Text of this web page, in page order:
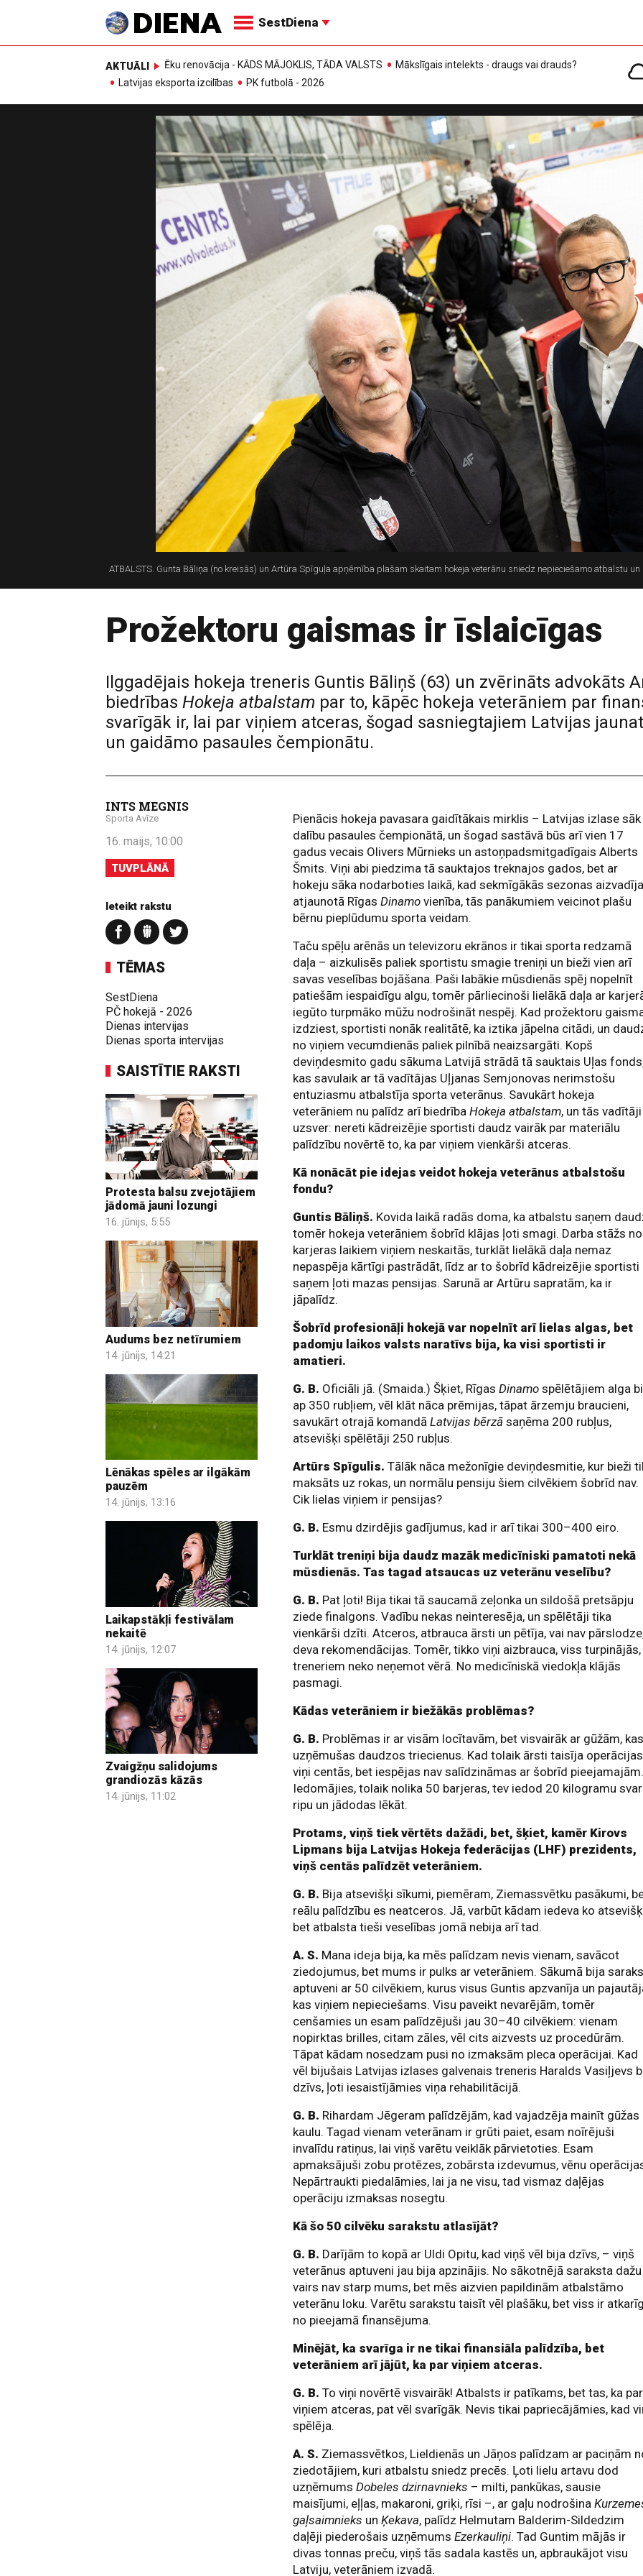
SestDiena
AKTUĀLI Ēku renovācija - KĀDS MĀJOKLIS, TĀDA VALSTS
Mākslīgais intelekts - draugs vai drauds?
Latvijas eksporta izcilības
PK futbolā - 2026
ATBALSTS. Gunta Bāliņa (no kreisās) un Artūra Spīguļa apņēmība plašam skaitam hokeja veterānu sniedz nepieciešamo atbalstu
Prožektoru gaismas ir īslaicīgas
Ilggadējais hokeja treneris Guntis Bāliņš (63) un zvērināts advokāts
biedrības Hokeja atbalstam par to, kāpēc hokeja veterāniem par
svarīgāk ir, lai par viņiem atceras, šogad sasniegtajiem Latvijas
un gaidāmo pasaules čempionātu.
INTS MEGNIS
Sporta Avīze
16. maijs, 10:00
TUVPLĀNĀ
Ieteikt rakstu
TĒMAS
SestDiena
PČ hokejā - 2026
Dienas intervijas
Dienas sporta intervijas
SAISTĪTIE RAKSTI
Protesta balsu zvejotājiem
jādomā jauni lozungi
16. jūnijs, 5:55
Audums bez netīrumiem
14. jūnijs, 14:21
Lēnākas spēles ar ilgākām
pauzēm
14. jūnijs, 13:16
Laikapstākļi festivālam
nekaitē
14. jūnijs, 12:07
Zvaigžņu salidojums
grandiozās kāzās
14. jūnijs, 11:02
Pienācis hokeja pavasara gaidītākais mirklis – Latvijas izlase sāk
dalību pasaules čempionātā, un šogad sastāvā būs arī vien 17
gadus vecais Olivers Mūrnieks un astoņpadsmitgadīgais Alberts
Šmits. Viņi abi piedzima tā sauktajos treknajos gados, bet ar
hokeju sāka nodarboties laikā, kad sekmīgākās sezonas aizvadīja
atjaunotā RīgasDinamovienība, tās panākumiem veicinot plašu
bērnu pieplūdumu sporta veidam.
Taču spēļu arēnās un televizoru ekrānos ir tikai sporta redzamā
daļa – aizkulisēs paliek sportistu smagie treniņi un bieži vien arī
savas veselības bojāšana. Paši labākie mūsdienās spēj nopelnīt
patiešām iespaidīgu algu, tomēr pārliecinoši lielākā daļa ar
iegūto turpmāko mūžu nodrošināt nespēj. Kad prožektoru
izdziest, sportisti nonāk realitātē, ka iztika jāpelna citādi, un
no viņiem vecumdienās paliek pilnībā neaizsargāti. Kopš
deviņdesmito gadu sākuma Latvijā strādā tā sauktais Uļas
kas savulaik ar tā vadītājas Uļjanas Semjonovas nerimstošu
entuziasmu atbalstīja sporta veterānus. Savukārt hokeja
veterāniem nu palīdz arī biedrībaHokeja atbalstam, un tās vadītāji
uzsver: nereti kādreizējie sportisti daudz vairāk par materiālu
palīdzību novērtē to, ka par viņiem vienkārši atceras.
Kā nonācāt pie idejas veidot hokeja veterānus atbalstošu
fondu?
Guntis Bāliņš. Kovida laikā radās doma, ka atbalstu saņem
tomēr hokeja veterāniem šobrīd klājas ļoti smagi. Darba stāžs no
karjeras laikiem viņiem neskaitās, turklāt lielākā daļa nemaz
nepaspēja kārtīgi pastrādāt, līdz ar to šobrīd kādreizējie sportisti
saņem ļoti mazas pensijas. Sarunā ar Artūru sapratām, ka ir
jāpalīdz.
Šobrīd profesionāļi hokejā var nopelnīt arī lielas algas, bet
padomju laikos valsts naratīvs bija, ka visi sportisti ir
amatieri.
G. B. Oficiāli jā. (Smaida.) Šķiet, RīgasDinamospēlētājiem alga
ap 350 rubļiem, vēl klāt nāca prēmijas, tāpat ārzemju braucieni,
savukārt otrajā komandāLatvijas bērzā saņēma 200 rubļus,
atsevišķi spēlētāji 250 rubļus.
Artūrs Spīgulis. Tālāk nāca mežonīgie deviņdesmitie, kur bieži
maksāts uz rokas, un normālu pensiju šiem cilvēkiem šobrīd nav.
Cik lielas viņiem ir pensijas?
G. B. Esmu dzirdējis gadījumus, kad ir arī tikai 300–400 eiro.
Turklāt treniņi bija daudz mazāk medicīniski pamatoti nekā
mūsdienās. Tas tagad atsaucas uz veterānu veselību?
G. B. Pat ļoti! Bija tikai tā saucamā zeļonka un sildošā pretsāpju
ziede finalgons. Vadību nekas neinteresēja, un spēlētāji tika
vienkārši dzīti. Atceros, atbrauca ārsti un pētīja, vai nav
deva rekomendācijas. Tomēr, tikko viņi aizbrauca, viss turpinājās,
treneriem neko neņemot vērā. No medicīniskā viedokļa klājās
pasmagi.
Kādas veterāniem ir biežākās problēmas?
G. B. Problēmas ir ar visām locītavām, bet visvairāk ar gūžām, kas
uzņēmušas daudzos triecienus. Kad tolaik ārsti taisīja
viņi centās, bet iespējas nav salīdzināmas ar šobrīd pieejamajām.
Iedomājies, tolaik nolika 50 barjeras, tev iedod 20 kilogramu
ripu un jādodas lēkāt.
Protams, viņš tiek vērtēts dažādi, bet, šķiet, kamēr Kirovs
Lipmans bija Latvijas Hokeja federācijas (LHF) prezidents,
viņš centās palīdzēt veterāniem.
G. B. Bija atsevišķi sīkumi, piemēram, Ziemassvētku pasākumi,
reālu palīdzību es neatceros. Jā, varbūt kādam iedeva ko
bet atbalsta tieši veselības jomā nebija arī tad.
A. S. Mana ideja bija, ka mēs palīdzam nevis vienam, savācot
ziedojumus, bet mums ir pulks ar veterāniem. Sākumā bija
aptuveni ar 50 cilvēkiem, kurus visus Guntis apzvanīja un
kas viņiem nepieciešams. Visu paveikt nevarējām, tomēr
cenšamies un esam palīdzējuši jau 30–40 cilvēkiem: vienam
nopirktas brilles, citam zāles, vēl cits aizvests uz procedūrām.
Tāpat kādam nosedzam pusi no izmaksām pleca operācijai. Kad
vēl bijušais Latvijas izlases galvenais treneris Haralds Vasiļjevs
dzīvs, ļoti iesaistījāmies viņa rehabilitācijā.
G. B. Rihardam Jēgeram palīdzējām, kad vajadzēja mainīt gūžas
kaulu. Tagad vienam veterānam ir grūti paiet, esam noīrējuši
invalīdu ratiņus, lai viņš varētu veiklāk pārvietoties. Esam
apmaksājuši zobu protēzes, zobārsta izdevumus, vēnu
Nepārtraukti piedalāmies, lai ja ne visu, tad vismaz daļējas
operāciju izmaksas nosegtu.
Kā šo 50 cilvēku sarakstu atlasījāt?
G. B. Darījām to kopā ar Uldi Opitu, kad viņš vēl bija dzīvs, – viņš
veterānus aptuveni jau bija apzinājis. No sākotnējā saraksta dažu
vairs nav starp mums, bet mēs aizvien papildinām atbalstāmo
veterānu loku. Varētu sarakstu taisīt vēl plašāku, bet viss ir
no pieejamā finansējuma.
Minējāt, ka svarīga ir ne tikai finansiāla palīdzība, bet
veterāniem arī jājūt, ka par viņiem atceras.
G. B. To viņi novērtē visvairāk! Atbalsts ir patīkams, bet tas, ka par
viņiem atceras, pat vēl svarīgāk. Nevis tikai papriecājāmies, kad
spēlēja.
A. S. Ziemassvētkos, Lieldienās un Jāņos palīdzam ar paciņām
ziedotājiem, kuri atbalstu sniedz precēs. Ļoti lielu artavu dod
uzņēmumsDobeles dzirnavnieks – milti, pankūkas, sausie
maisījumi, eļļas, makaroni, griķi, rīsi –, ar gaļu nodrošina
gaļsaimnieks unĶekava, palīdz Helmutam Balderim-Sildedzim
daļēji piederošais uzņēmumsEzerkauliņi. Tad Guntim mājās ir
divas tonnas preču, viņš tās sadala kastēs un, apbraukājot visu
Latviju, veterāniem izvadā.